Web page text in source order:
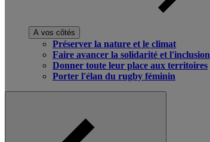
A vos côtés
Préserver la nature et le climat
Faire avancer la solidarité et l'inclusion
Donner toute leur place aux territoires
Porter l'élan du rugby féminin